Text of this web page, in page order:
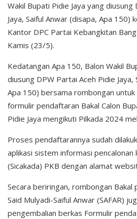
Wakil Bupati Pidie Jaya yang diusung
Jaya, Saiful Anwar (disapa, Apa 150)
Kantor DPC Partai Kebangkitan
Kamis (23/5).
Kedatangan Apa 150, Balon Wakil
diusung DPW Partai Aceh Pidie Jaya,
Apa 150) bersama rombongan
formulir pendaftaran Bakal Calon
Pidie Jaya mengikuti Pilkada 2024
Proses pendaftarannya sudah
aplikasi sistem informasi pencalonan
(Sicakada) PKB dengan alamat
Secara beriringan, rombongan Bakal
Said Mulyadi-Saiful Anwar (SAFAR)
pengembalian berkas Formulir